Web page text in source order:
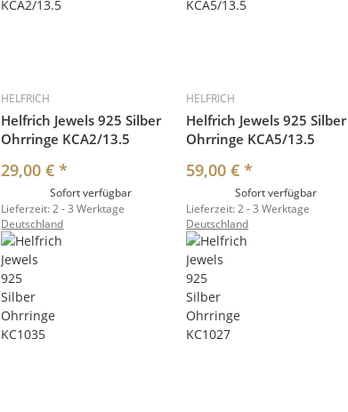
HELFRICH
Helfrich Jewels 925 Silber
Ohrringe KCA2/13.5
29,00 €*
Sofort verfügbar
Lieferzeit:2 - 3 Werktage
Deutschland
HELFRICH
Helfrich Jewels 925 Silber
Ohrringe KCA5/13.5
59,00 €*
Sofort verfügbar
Lieferzeit:2 - 3 Werktage
Deutschland